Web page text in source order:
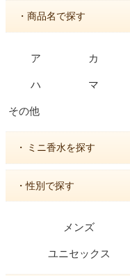
・商品名で探す
ア カ
ハ マ
その他
・ ミニ香水を探す
・性別で探す
メンズ
ユニセックス